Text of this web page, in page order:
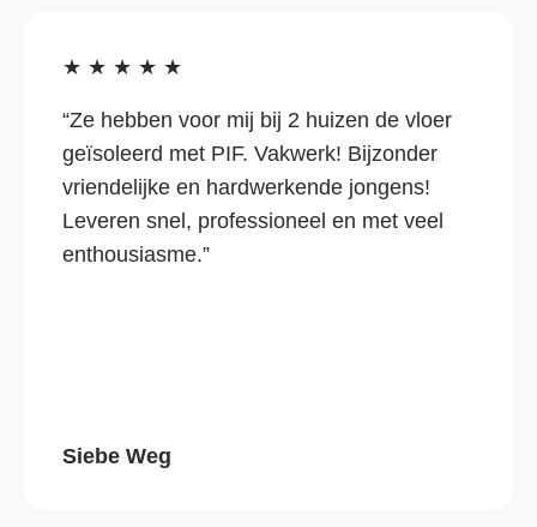
★ ★ ★ ★ ★
“Ze hebben voor mij bij 2 huizen de vloer
geïsoleerd met PIF. Vakwerk! Bijzonder
vriendelijke en hardwerkende jongens!
Leveren snel, professioneel en met veel
enthousiasme.”
Siebe Weg